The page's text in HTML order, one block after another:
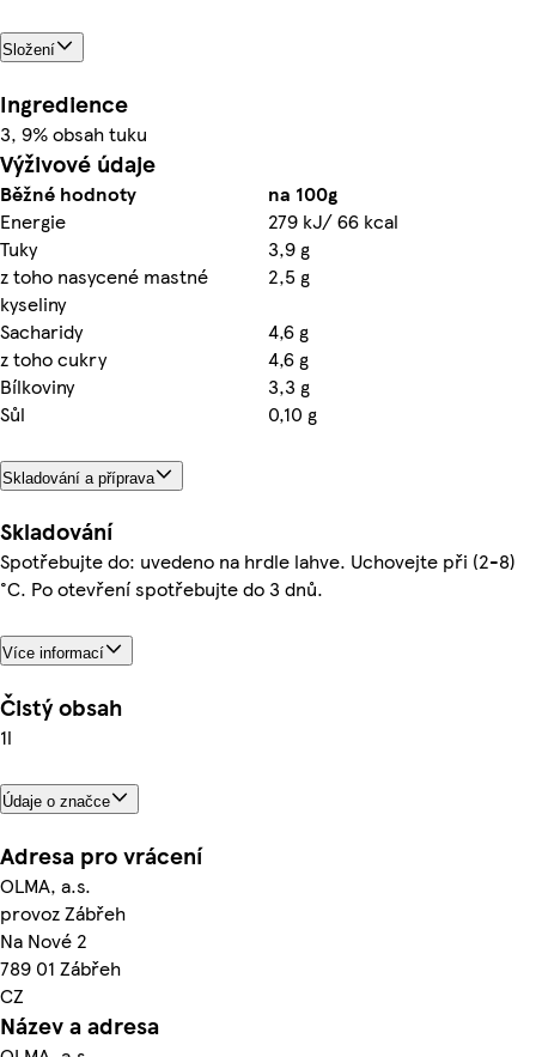
Složení
Ingredience
3, 9% obsah tuku
Výživové údaje
Běžné hodnoty
na 100g
Energie
279 kJ/ 66 kcal
Tuky
3,9 g
z toho nasycené mastné
kyseliny
2,5 g
Sacharidy
4,6 g
z toho cukry
4,6 g
Bílkoviny
3,3 g
Sůl
0,10 g
Skladování a příprava
Skladování
Spotřebujte do: uvedeno na hrdle lahve. Uchovejte při (2-8)
°C. Po otevření spotřebujte do 3 dnů.
Více informací
Čistý obsah
1l
Údaje o značce
Adresa pro vrácení
OLMA, a.s.
provoz Zábřeh
Na Nové 2
789 01 Zábřeh
CZ
Název a adresa